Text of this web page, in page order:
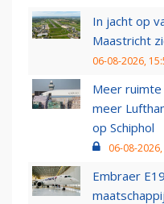
In jacht op
Maastricht
06-08-2026,
Meer
meer
op Schiphol
06-08-
Embraer